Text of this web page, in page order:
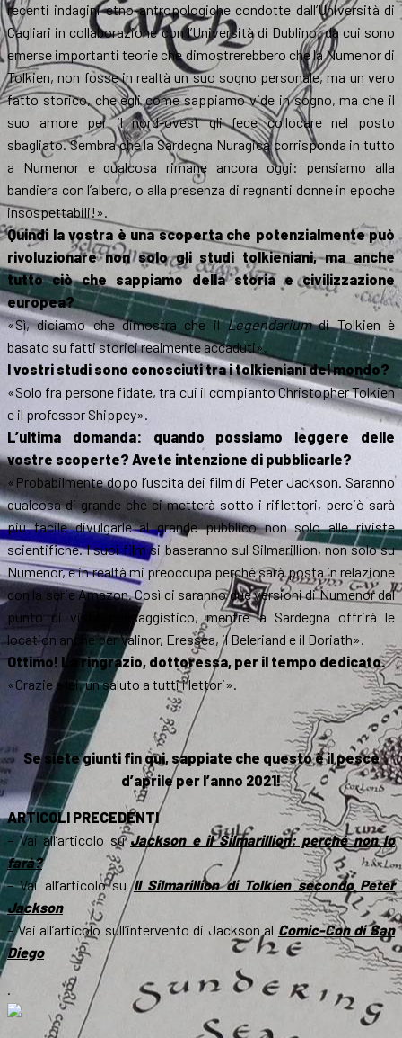
recenti indagini etno-antropologiche condotte dall’Università di
Cagliari in collaborazione con l’Università di Dublino, da cui sono
emerse importanti teorie che dimostrerebbero che la Numenor di
Tolkien, non fosse in realtà un suo sogno personale, ma un vero
fatto storico, che egli come sappiamo vide in sogno, ma che il
suo amore per il nord-ovest gli fece collocare nel posto
sbagliato. Sembra che la Sardegna Nuragica corrisponda in tutto
a Numenor e qualcosa rimane ancora oggi: pensiamo alla
bandiera con l’albero, o alla presenza di regnanti donne in epoche
insospettabili!».
Quindi la vostra è una scoperta che potenzialmente può
rivoluzionare non solo gli studi tolkieniani, ma anche
tutto ciò che sappiamo della storia e civilizzazione
europea?
«Sì, diciamo che dimostra che ilLegendariumdi Tolkien è
basato su fatti storici realmente accaduti».
I vostri studi sono conosciuti tra i tolkieniani del mondo?
«Solo fra persone fidate, tra cui il compianto Christopher Tolkien
e il professor Shippey».
L’ultima domanda: quando possiamo leggere delle
vostre scoperte? Avete intenzione di pubblicarle?
«Probabilmente dopo l’uscita dei film di Peter Jackson. Saranno
qualcosa di grande che ci metterà sotto i riflettori, perciò sarà
più facile divulgarle al grande pubblico non solo alle riviste
scientifiche. I suoi film si baseranno sul Silmarillion, non solo su
Numenor, e in realtà mi preoccupa perché sarà posta in relazione
con la serie Amazon. Così ci saranno due versioni di Numenor dal
punto di vista paesaggistico, mentre la Sardegna offrirà le
location anche per Valinor, Eressea, il Beleriand e il Doriath».
Ottimo! La ringrazio, dottoressa, per il tempo dedicato.
«Grazie a lei, un saluto a tutti i lettori».
Se siete giunti fin qui, sappiate che questo è il pesce
d’aprile per l’anno 2021!
ARTICOLI PRECEDENTI
– Vai all’articolo suJackson e il Silmarillion: perché non lo
farà?
– Vai all’articolo suIl Silmarillion di Tolkien secondo Peter
Jackson
– Vai all’articolo sull’intervento di Jackson al Comic-Con di San
Diego
.